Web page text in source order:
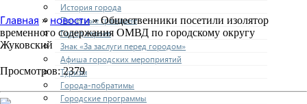
История города
Почетные граждане
Город героев
Знак «За заслуги перед городом»
Афиша городских мероприятий
Туризм
Города-побратимы
Городские программы
Главная » новости» Общественники посетили изолятор
временного содержания ОМВД по городскому округу
Жуковский
Просмотров: 2379